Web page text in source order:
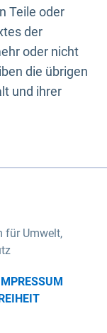
Teile oder
der
oder nicht
die übrigen
und ihrer
für Umwelt,